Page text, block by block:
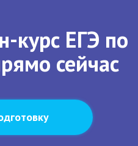
курс ЕГЭ по
сейчас